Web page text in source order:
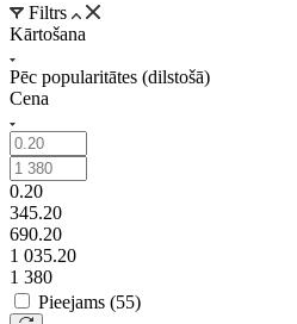
Filtrs
Kārtošana
Pēc popularitātes (dilstošā)
Cena
0.20
345.20
690.20
1 035.20
1 380
Pieejams (55)